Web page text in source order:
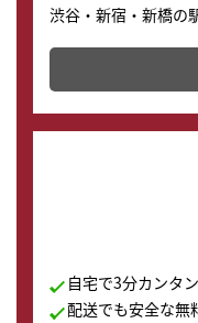
渋谷・新宿・新橋の
その場で現金買取致
店舗を併設しており
の購入もできます♪
自宅で3分カンタ
配送でも安全な無